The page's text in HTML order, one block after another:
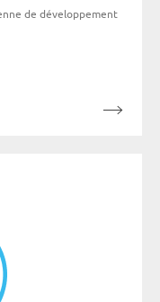
de développement